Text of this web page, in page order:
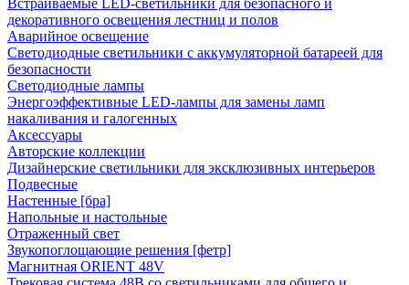
декоративного освещения лестниц и полов
Аварийное освещение
Светодиодные светильники с аккумуляторной батареей для
безопасности
Светодиодные лампы
Энергоэффективные LED-лампы для замены ламп
накаливания и галогенных
Аксессуары
Авторские коллекции
Дизайнерские светильники для эксклюзивных интерьеров
Подвесные
Настенные [бра]
Напольные и настольные
Отраженный свет
Звукопоглощающие решения [фетр]
Магнитная ORIENT 48V